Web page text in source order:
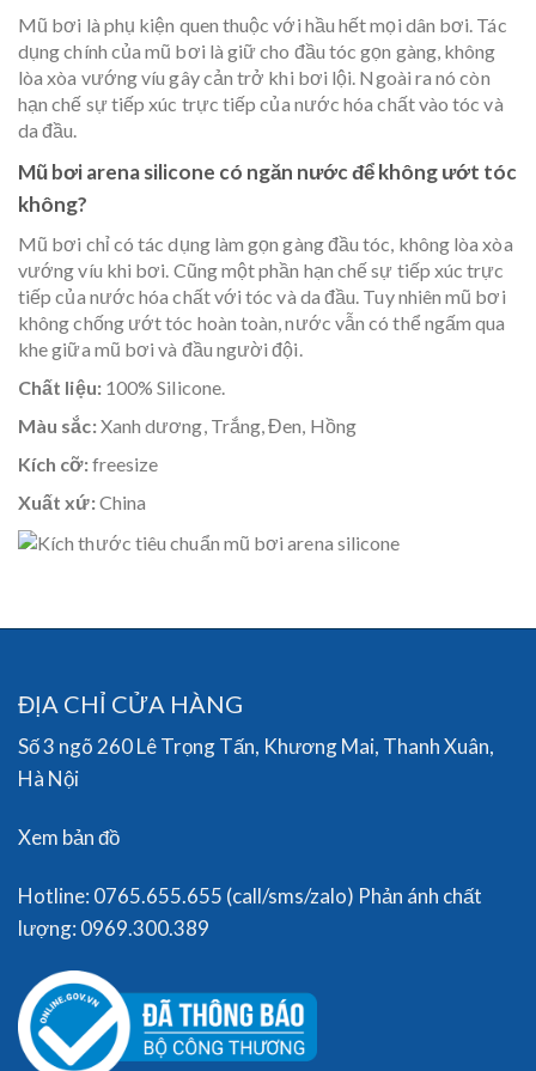
Mũ bơi là phụ kiện quen thuộc với hầu hết mọi dân bơi. Tác
dụng chính của mũ bơi là giữ cho đầu tóc gọn gàng, không
lòa xòa vướng víu gây cản trở khi bơi lội. Ngoài ra nó còn
hạn chế sự tiếp xúc trực tiếp của nước hóa chất vào tóc và
da đầu.
Mũ bơi arena silicone có ngăn nước để không ướt tóc
không?
Mũ bơi chỉ có tác dụng làm gọn gàng đầu tóc, không lòa xòa
vướng víu khi bơi. Cũng một phần hạn chế sự tiếp xúc trực
tiếp của nước hóa chất với tóc và da đầu. Tuy nhiên mũ bơi
không chống ướt tóc hoàn toàn, nước vẫn có thể ngấm qua
khe giữa mũ bơi và đầu người đội.
Chất liệu: 100% Silicone.
Màu sắc:Xanh dương, Trắng, Đen, Hồng
Kích cỡ:freesize
Xuất xứ:China
ĐỊA CHỈ CỬA HÀNG
Số 3 ngõ 260 Lê Trọng Tấn, Khương Mai, Thanh Xuân,
Hà Nội
Xem bản đồ
Hotline: 0765.655.655 (call/sms/zalo) Phản ánh chất
lượng: 0969.300.389